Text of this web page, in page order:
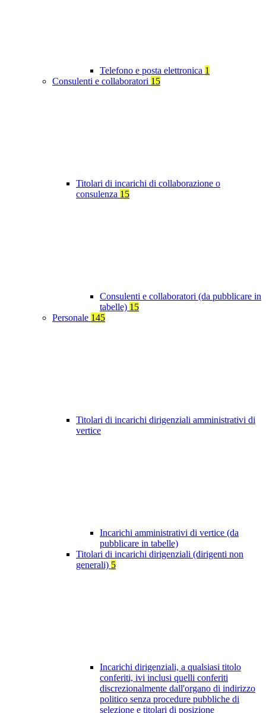
Telefono e posta elettronica 1
Consulenti e collaboratori 15
Titolari di incarichi di collaborazione o
consulenza 15
Consulenti e collaboratori (da pubblicare in
tabelle) 15
Personale 145
Titolari di incarichi dirigenziali amministrativi di
vertice
Incarichi amministrativi di vertice (da
pubblicare in tabelle)
Titolari di incarichi dirigenziali (dirigenti non
generali) 5
Incarichi dirigenziali, a qualsiasi titolo
conferiti, ivi inclusi quelli conferiti
discrezionalmente dall'organo di indirizzo
politico senza procedure pubbliche di
selezione e titolari di posizione